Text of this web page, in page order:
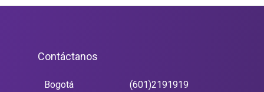
Contáctanos
Bogotá
(601)2191919